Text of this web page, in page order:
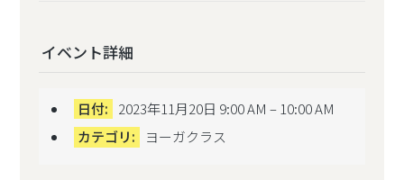
イベント詳細
日付: 2023年11月20日 9:00 AM – 10:00 AM
カテゴリ:
ヨーガクラス